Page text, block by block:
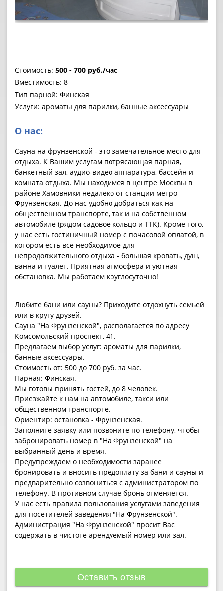
Стоимость: 500 - 700 руб./час
Вместимость: 8
Тип парной: Финская
Услуги: ароматы для парилки, банные аксессуары
О нас:
Сауна на фрунзенской - это замечательное место для
отдыха. К Вашим услугам потрясающая парная,
банкетный зал, аудио-видео аппаратура, бассейн и
комната отдыха. Мы находимся в центре Москвы в
районе Хамовники недалеко от станции метро
Фрунзенская. До нас удобно добраться как на
общественном транспорте, так и на собственном
автомобиле (рядом садовое кольцо и ТТК). Кроме того,
у нас есть гостиничный номер с почасовой оплатой, в
котором есть все необходимое для
непродолжительного отдыха - большая кровать, душ,
ванна и туалет. Приятная атмосфера и уютная
обстановка. Мы работаем круглосуточно!
Любите бани или сауны? Приходите отдохнуть семьей
или в кругу друзей.
Сауна "На Фрунзенской", располагается по адресу
Комсомольский проспект, 41.
Предлагаем выбор услуг: ароматы для парилки,
банные аксессуары.
Стоимость от: 500 до 700 руб. за час.
Парная: Финская.
Мы готовы принять гостей, до 8 человек.
Приезжайте к нам на автомобиле, такси или
общественном транспорте.
Ориентир: остановка - Фрунзенская.
Заполните заявку или позвоните по телефону, чтобы
забронировать номер в "На Фрунзенской" на
выбранный день и время.
Предупреждаем о необходимости заранее
бронировать и вносить предоплату за бани и сауны и
предварительно созвониться с администратором по
телефону. В противном случае бронь отменяется.
У нас есть правила пользования услугами заведения
для посетителей заведения "На Фрунзенской".
Администрация "На Фрунзенской" просит Вас
содержать в чистоте арендуемый номер или зал.
Оставить отзыв